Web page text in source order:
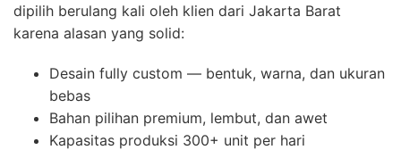
dipilih berulang kali oleh klien dari Jakarta Barat
karena alasan yang solid:
Desain fully custom — bentuk, warna, dan ukuran
bebas
Bahan pilihan premium, lembut, dan awet
Kapasitas produksi 300+ unit per hari